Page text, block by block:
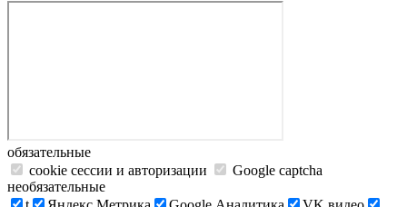
обязательные
cookie сессии и авторизации
Google captcha
необязательные